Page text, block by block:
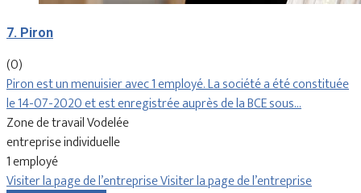
7. Piron
(0)
Piron est un menuisier avec 1 employé. La société a été constituée
le 14-07-2020 et est enregistrée auprès de la BCE sous…
Zone de travail Vodelée
entreprise individuelle
1 employé
Visiter la page de l’entrepriseVisiter la page de l’entreprise